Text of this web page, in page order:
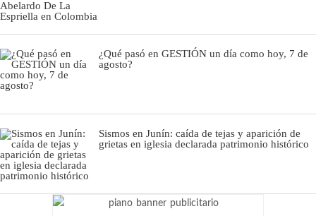
¿Qué pasó en GESTIÓN un día como hoy, 7 de
agosto?
Sismos en Junín: caída de tejas y aparición de
grietas en iglesia declarada patrimonio histórico